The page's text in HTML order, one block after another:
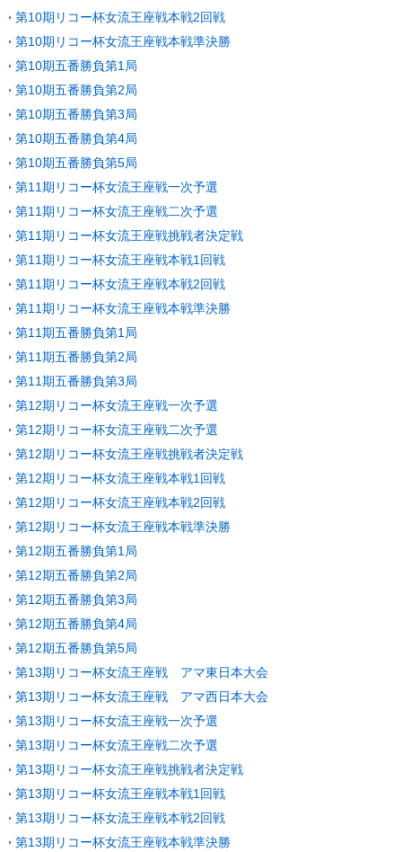
第10期リコー杯女流王座戦本戦2回戦
第10期リコー杯女流王座戦本戦準決勝
第10期五番勝負第1局
第10期五番勝負第2局
第10期五番勝負第3局
第10期五番勝負第4局
第10期五番勝負第5局
第11期リコー杯女流王座戦一次予選
第11期リコー杯女流王座戦二次予選
第11期リコー杯女流王座戦挑戦者決定戦
第11期リコー杯女流王座戦本戦1回戦
第11期リコー杯女流王座戦本戦2回戦
第11期リコー杯女流王座戦本戦準決勝
第11期五番勝負第1局
第11期五番勝負第2局
第11期五番勝負第3局
第12期リコー杯女流王座戦一次予選
第12期リコー杯女流王座戦二次予選
第12期リコー杯女流王座戦挑戦者決定戦
第12期リコー杯女流王座戦本戦1回戦
第12期リコー杯女流王座戦本戦2回戦
第12期リコー杯女流王座戦本戦準決勝
第12期五番勝負第1局
第12期五番勝負第2局
第12期五番勝負第3局
第12期五番勝負第4局
第12期五番勝負第5局
第13期リコー杯女流王座戦 アマ東日本大会
第13期リコー杯女流王座戦 アマ西日本大会
第13期リコー杯女流王座戦一次予選
第13期リコー杯女流王座戦二次予選
第13期リコー杯女流王座戦挑戦者決定戦
第13期リコー杯女流王座戦本戦1回戦
第13期リコー杯女流王座戦本戦2回戦
第13期リコー杯女流王座戦本戦準決勝